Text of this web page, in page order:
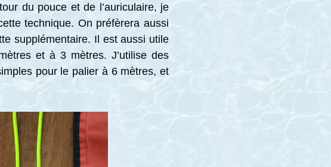
du pouce et de l’auriculaire, je
technique. On préfèrera aussi
supplémentaire. Il est aussi utile
et à 3 mètres. J’utilise des
pour le palier à 6 mètres, et